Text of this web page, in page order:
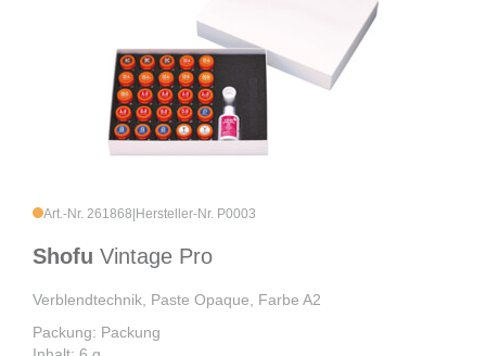
Art.-Nr. 261868 Hersteller-Nr. P0003
Shofu Vintage Pro
Verblendtechnik, Paste Opaque, Farbe A2
Packung: Packung